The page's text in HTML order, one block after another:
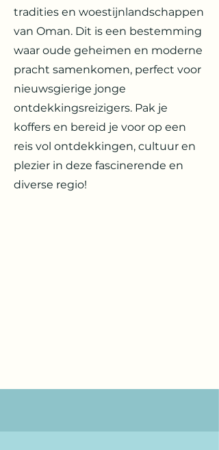
tradities en woestijnlandschappen
van Oman. Dit is een bestemming
waar oude geheimen en moderne
pracht samenkomen, perfect voor
nieuwsgierige jonge
ontdekkingsreizigers. Pak je
koffers en bereid je voor op een
reis vol ontdekkingen, cultuur en
plezier in deze fascinerende en
diverse regio!